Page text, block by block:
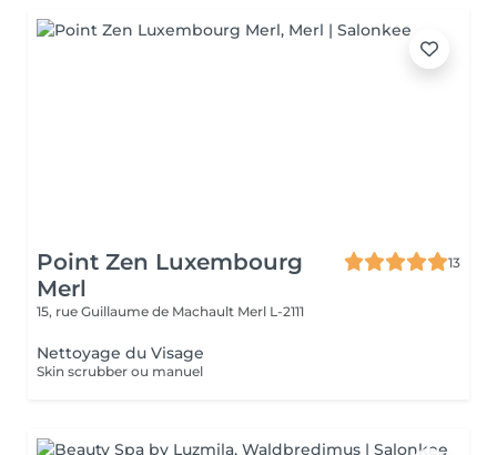
Point Zen Luxembourg
Merl
13
15, rue Guillaume de Machault Merl L-2111
Nettoyage du Visage
Skin scrubber ou manuel